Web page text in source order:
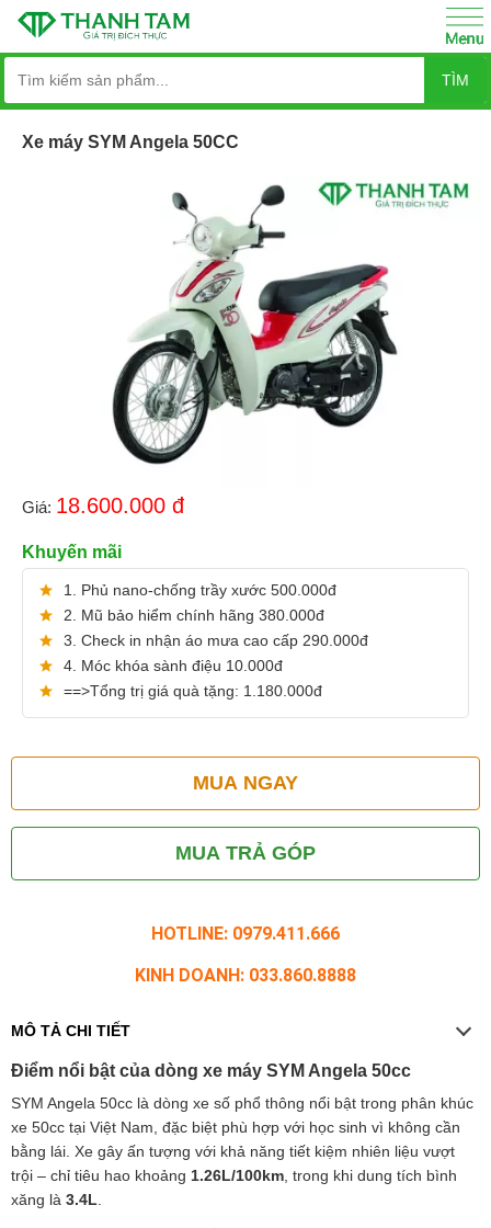
TÌM
Xe máy SYM Angela 50CC
Giá: 18.600.000 đ
Khuyến mãi
1. Phủ nano-chống trầy xước 500.000đ
2. Mũ bảo hiểm chính hãng 380.000đ
3. Check in nhận áo mưa cao cấp 290.000đ
4. Móc khóa sành điệu 10.000đ
==>Tổng trị giá quà tặng: 1.180.000đ
MUA NGAY
MUA TRẢ GÓP
HOTLINE: 0979.411.666
KINH DOANH: 033.860.8888
MÔ TẢ CHI TIẾT
Điểm nổi bật của dòng xe máy SYM Angela 50cc
SYM Angela 50cc là dòng xe số phổ thông nổi bật trong phân khúc
xe 50cc tại Việt Nam, đặc biệt phù hợp với học sinh vì không cần
bằng lái. Xe gây ấn tượng với khả năng tiết kiệm nhiên liệu vượt
trội – chỉ tiêu hao khoảng 1.26L/100km , trong khi dung tích bình
xăng là 3.4L